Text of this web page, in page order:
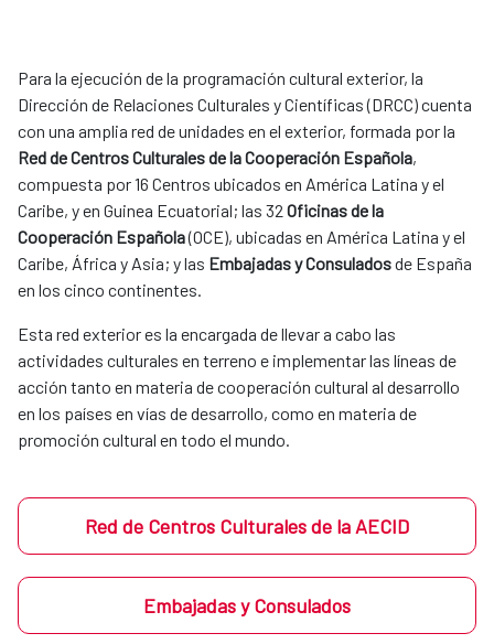
Para la ejecución de la programación cultural exterior, la
Dirección de Relaciones Culturales y Científicas (DRCC) cuenta
con una amplia red de unidades en el exterior, formada por la
Red de Centros Culturales de la Cooperación Española,
compuesta por 16 Centros ubicados en América Latina y el
Caribe, y en Guinea Ecuatorial; las 32 Oficinas de la
Cooperación Española(OCE), ubicadas en América Latina y el
Caribe, África y Asia; y las Embajadas y Consuladosde España
en los cinco continentes.
Esta red exterior es la encargada de llevar a cabo las
actividades culturales en terreno e implementar las líneas de
acción tanto en materia de cooperación cultural al desarrollo
en los países en vías de desarrollo, como en materia de
promoción cultural en todo el mundo.
Red de Centros Culturales de la AECID
Embajadas y Consulados